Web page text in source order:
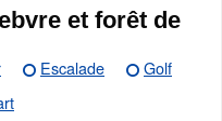
et forêt de
Escalade
Golf